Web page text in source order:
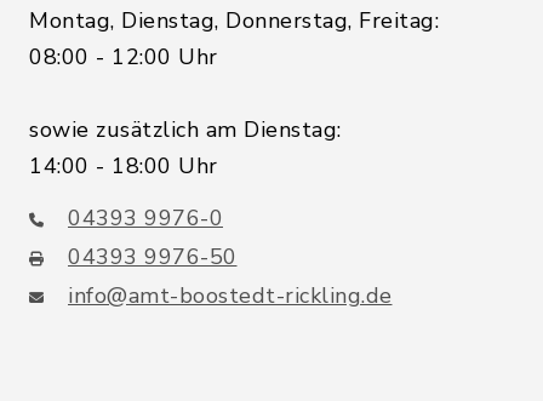
Montag, Dienstag, Donnerstag, Freitag:
08:00 - 12:00 Uhr
sowie zusätzlich am Dienstag:
14:00 - 18:00 Uhr
04393 9976-0
04393 9976-50
info@amt-boostedt-rickling.de